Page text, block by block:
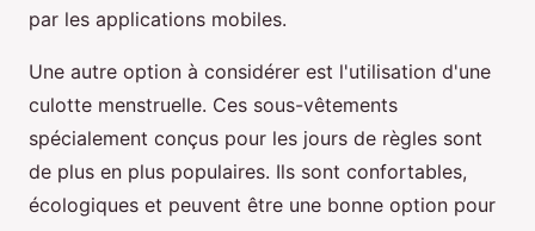
par les applications mobiles.
Une autre option à considérer est l'utilisation d'une
culotte menstruelle. Ces sous-vêtements
spécialement conçus pour les jours de règles sont
de plus en plus populaires. Ils sont confortables,
écologiques et peuvent être une bonne option pour